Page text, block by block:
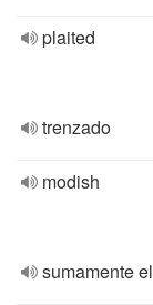
plaited
trenzado
modish
sumamente